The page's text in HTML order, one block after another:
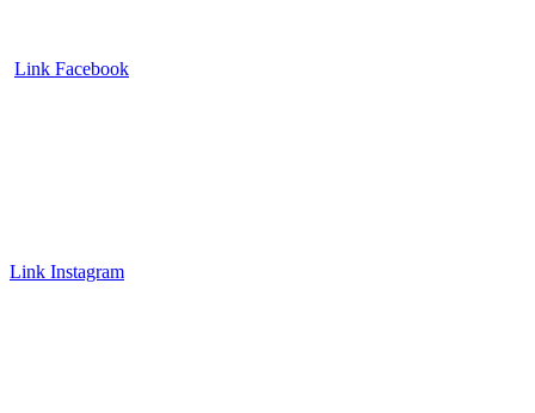
Link Facebook
Link Instagram